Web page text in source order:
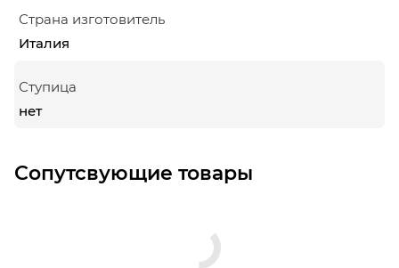
Страна изготовитель
Италия
Ступица
нет
Сопутсвующие товары